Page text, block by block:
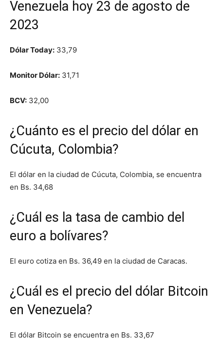
Venezuela hoy 23 de agosto de
2023
Dólar Today: 33,79
Monitor Dólar: 31,71
BCV: 32,00
¿Cuánto es el precio del dólar en
Cúcuta, Colombia?
El dólar en la ciudad de Cúcuta, Colombia, se encuentra
en Bs. 34,68
¿Cuál es la tasa de cambio del
euro a bolívares?
El euro cotiza en Bs. 36,49 en la ciudad de Caracas.
¿Cuál es el precio del dólar Bitcoin
en Venezuela?
El dólar Bitcoin se encuentra en Bs. 33,67